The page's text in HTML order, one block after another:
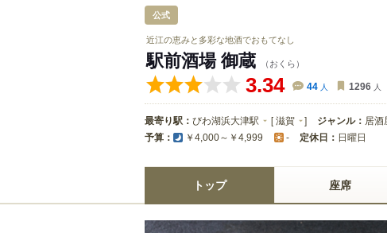
公式
近江の恵みと多彩な地酒でおもてなし
駅前酒場 御蔵 （おくら）
3.34 44 人 1296 人
最寄り駅： びわ湖浜大津駅 [滋賀 ] ジャンル： 居酒
予算： ￥4,000～￥4,999 - 定休日： 日曜日
トップ 座席